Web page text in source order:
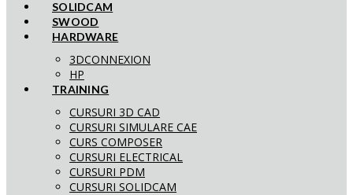
SOLIDCAM
SWOOD
HARDWARE
3DCONNEXION
HP
TRAINING
CURSURI 3D CAD
CURSURI SIMULARE CAE
CURS COMPOSER
CURSURI ELECTRICAL
CURSURI PDM
CURSURI SOLIDCAM